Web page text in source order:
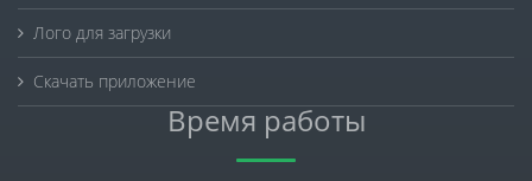
Лого для загрузки
Скачать приложение
Время работы